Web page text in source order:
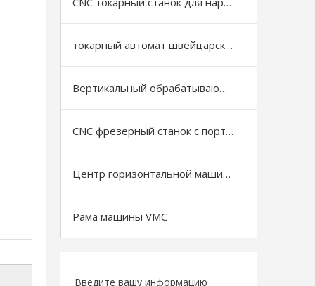
токарный автомат швейцарского типа
Вертикальный обрабатывающий центр
CNC фрезерный станок с портальной (рамной) конструкцией
Центр горизонтальной машины с ЧПУ
Рама машины VMC
Введите вашу информацию